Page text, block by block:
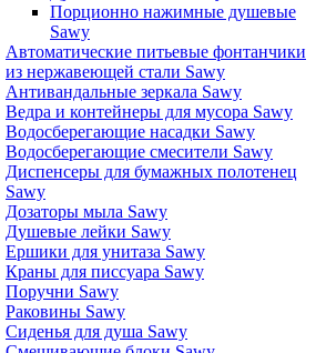
Порционно нажимные душевые
Sawy
Автоматические питьевые фонтанчики
из нержавеющей стали Sawy
Антивандальные зеркала Sawy
Ведра и контейнеры для мусора Sawy
Водосберегающие насадки Sawy
Водосберегающие смесители Sawy
Диспенсеры для бумажных полотенец
Sawy
Дозаторы мыла Sawy
Душевые лейки Sawy
Ершики для унитаза Sawy
Краны для писсуара Sawy
Поручни Sawy
Раковины Sawy
Сиденья для душа Sawy